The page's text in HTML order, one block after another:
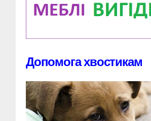
Допомога хвостикам